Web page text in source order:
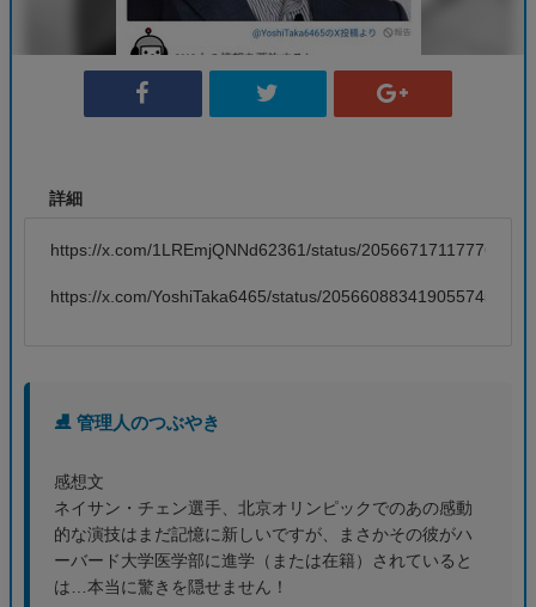
詳細
https://x.com/1LREmjQNNd62361/status/
https://x.com/YoshiTaka6465/status/2056608834190557455
⛸️ 管理人のつぶやき
感想文
ネイサン・チェン選手、北京オリンピックでのあの感動
的な演技はまだ記憶に新しいですが、まさかその彼がハ
ーバード大学医学部に進学（または在籍）されていると
は…本当に驚きを隠せません！